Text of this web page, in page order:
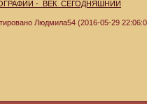
Людмила54 (2016-05-29